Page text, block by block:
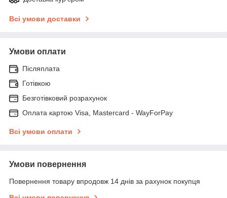
Всі умови доставки
Умови оплати
Післяплата
Готівкою
Безготівковий розрахунок
Оплата картою Visa, Mastercard - WayForPay
Всі умови оплати
Умови повернення
Повернення товару впродовж 14 днів за рахунок покупця